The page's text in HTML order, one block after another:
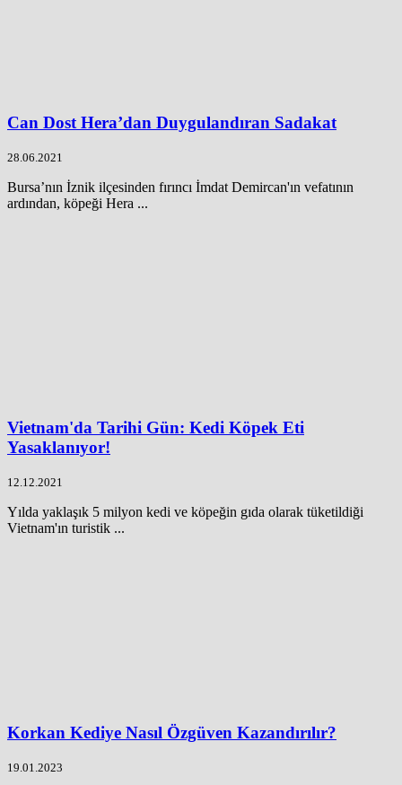
Can Dost Hera’dan Duygulandıran Sadakat
28.06.2021
Bursa’nın İznik ilçesinden fırıncı İmdat Demircan'ın vefatının
ardından, köpeği Hera ...
Vietnam'da Tarihi Gün: Kedi Köpek Eti
Yasaklanıyor!
12.12.2021
Yılda yaklaşık 5 milyon kedi ve köpeğin gıda olarak tüketildiği
Vietnam'ın turistik ...
Korkan Kediye Nasıl Özgüven Kazandırılır?
19.01.2023